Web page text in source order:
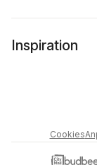
Inspiration
Cookies